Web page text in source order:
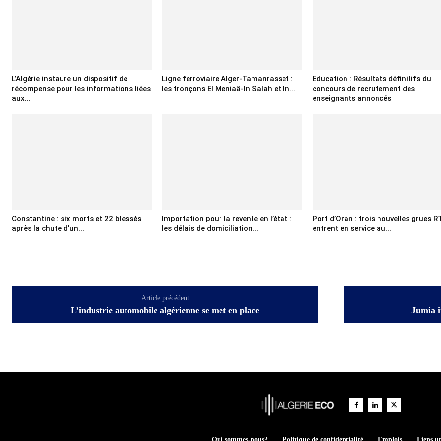
L’Algérie instaure un dispositif de
récompense pour les informations liées
aux...
Ligne ferroviaire Alger-Tamanrasset :
les tronçons El Meniaâ-In Salah et In...
Education : Résultats définitifs du
concours de recrutement des
enseignants annoncés
Constantine : six morts et 22 blessés
après la chute d’un...
Importation pour la revente en l’état :
les délais de domiciliation...
Port d’Oran : trois nouvelles grues
entrent en service au...
Article précédent
L’industrie automobile algérienne se met en place Jumia
Qui sommes-nous? Politique de confidentialité Emplois Liens